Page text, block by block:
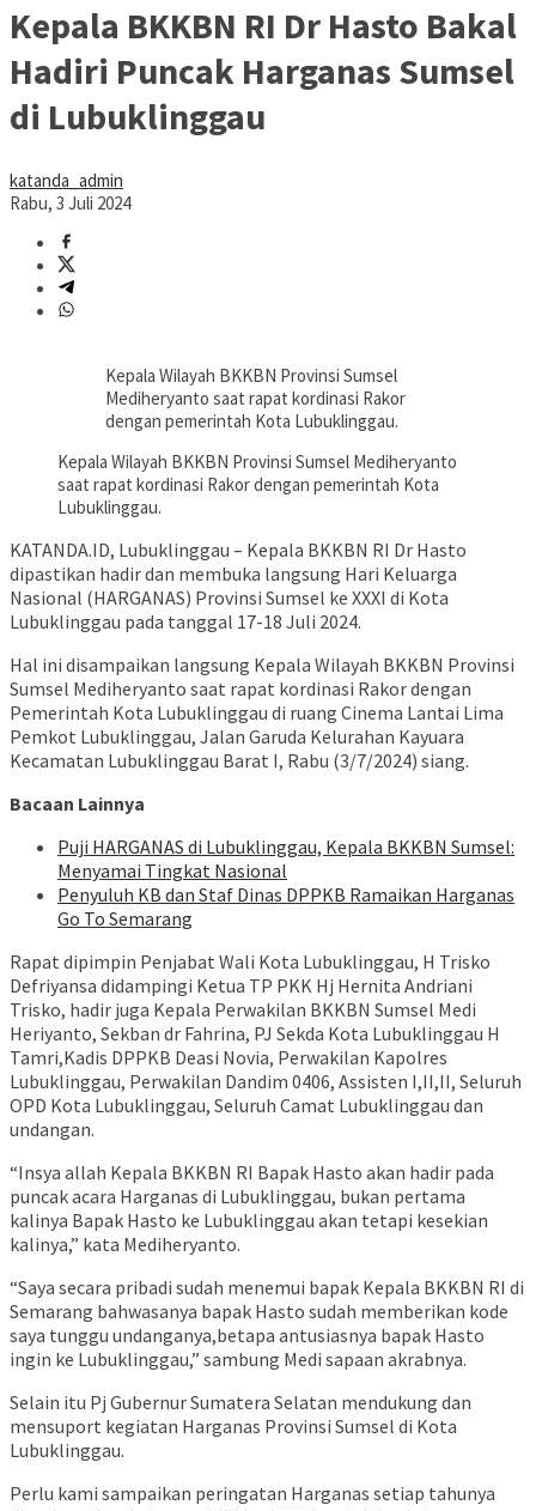
Kepala BKKBN RI Dr Hasto Bakal
Hadiri Puncak Harganas Sumsel
di Lubuklinggau
katanda_admin
Rabu, 3 Juli 2024
Kepala Wilayah BKKBN Provinsi Sumsel
Mediheryanto saat rapat kordinasi Rakor
dengan pemerintah Kota Lubuklinggau.
Kepala Wilayah BKKBN Provinsi Sumsel Mediheryanto
saat rapat kordinasi Rakor dengan pemerintah Kota
Lubuklinggau.
KATANDA.ID, Lubuklinggau – Kepala BKKBN RI Dr Hasto
dipastikan hadir dan membuka langsung Hari Keluarga
Nasional (HARGANAS) Provinsi Sumsel ke XXXI di Kota
Lubuklinggau pada tanggal 17-18 Juli 2024.
Hal ini disampaikan langsung Kepala Wilayah BKKBN Provinsi
Sumsel Mediheryanto saat rapat kordinasi Rakor dengan
Pemerintah Kota Lubuklinggau di ruang Cinema Lantai Lima
Pemkot Lubuklinggau, Jalan Garuda Kelurahan Kayuara
Kecamatan Lubuklinggau Barat I, Rabu (3/7/2024) siang.
Bacaan Lainnya
Puji HARGANAS di Lubuklinggau, Kepala BKKBN Sumsel:
Menyamai Tingkat Nasional
Penyuluh KB dan Staf Dinas DPPKB Ramaikan Harganas
Go To Semarang
Rapat dipimpin Penjabat Wali Kota Lubuklinggau, H Trisko
Defriyansa didampingi Ketua TP PKK Hj Hernita Andriani
Trisko, hadir juga Kepala Perwakilan BKKBN Sumsel Medi
Heriyanto, Sekban dr Fahrina, PJ Sekda Kota Lubuklinggau H
Tamri,Kadis DPPKB Deasi Novia, Perwakilan Kapolres
Lubuklinggau, Perwakilan Dandim 0406, Assisten I,II,II, Seluruh
OPD Kota Lubuklinggau, Seluruh Camat Lubuklinggau dan
undangan.
“Insya allah Kepala BKKBN RI Bapak Hasto akan hadir pada
puncak acara Harganas di Lubuklinggau, bukan pertama
kalinya Bapak Hasto ke Lubuklinggau akan tetapi kesekian
kalinya,” kata Mediheryanto.
“Saya secara pribadi sudah menemui bapak Kepala BKKBN RI di
Semarang bahwasanya bapak Hasto sudah memberikan kode
saya tunggu undanganya,betapa antusiasnya bapak Hasto
ingin ke Lubuklinggau,” sambung Medi sapaan akrabnya.
Selain itu Pj Gubernur Sumatera Selatan mendukung dan
mensuport kegiatan Harganas Provinsi Sumsel di Kota
Lubuklinggau.
Perlu kami sampaikan peringatan Harganas setiap tahunya